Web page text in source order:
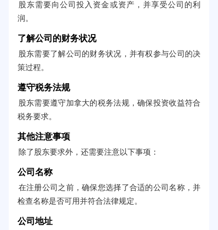
股东需要向公司投入资金或资产，并享受公司的利
润。
了解公司的财务状况
股东需要了解公司的财务状况，并有权参与公司的决
策过程。
遵守税务法规
股东需要遵守加拿大的税务法规，确保投资收益符合
税务要求。
其他注意事项
除了股东要求外，还需要注意以下事项：
公司名称
在注册公司之前，确保您选择了合适的公司名称，并
检查名称是否可用并符合法律规定。
公司地址